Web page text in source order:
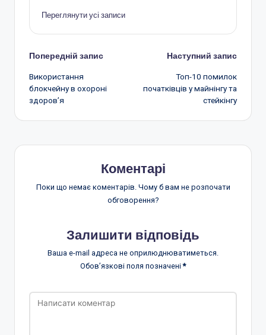
Переглянути усі записи
Навігація
по
запису
Попередній запис
Використання
блокчейну в охороні
здоров’я
Наступний запис
Топ-10 помилок
початківців у майнінгу та
стейкінгу
Коментарі
Поки що немає коментарів. Чому б вам не розпочати
обговорення?
Залишити відповідь
Ваша e-mail адреса не оприлюднюватиметься.
Обов’язкові поля позначені*